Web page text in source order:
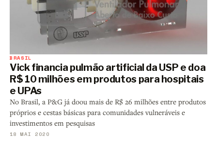
BRASIL
Vick financia pulmão artificial da USP e doa
R$ 10 milhões em produtos para hospitais
e UPAs
No Brasil, a P&G já doou mais de R$ 26 milhões entre produtos
próprios e cestas básicas para comunidades vulneráveis e
investimentos em pesquisas
18 MAI 2020